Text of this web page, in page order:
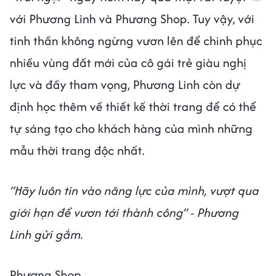
với Phương Linh và Phương Shop. Tuy vậy, với
tinh thần không ngừng vươn lên để chinh phục
nhiều vùng đất mới của cô gái trẻ giàu nghị
lực và đầy tham vọng, Phương Linh còn dự
định học thêm về thiết kế thời trang để có thể
tự sáng tạo cho khách hàng của mình những
mẫu thời trang độc nhất.
“Hãy luôn tin vào năng lực của mình, vượt qua
giới hạn để vươn tới thành công” - Phương
Linh gửi gắm.